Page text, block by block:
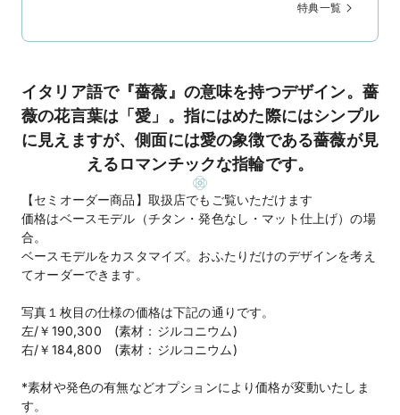
特典一覧
イタリア語で『薔薇』の意味を持つデザイン。薔
薇の花言葉は「愛」。指にはめた際にはシンプル
に見えますが、側面には愛の象徴である薔薇が見
えるロマンチックな指輪です。
【セミオーダー商品】取扱店でもご覧いただけます
価格はベースモデル（チタン・発色なし・マット仕上げ）の場
合。
ベースモデルをカスタマイズ。おふたりだけのデザインを考え
てオーダーできます。
写真１枚目の仕様の価格は下記の通りです。
左/￥190,300 (素材：ジルコニウム)
右/￥184,800 (素材：ジルコニウム)
*素材や発色の有無などオプションにより価格が変動いたしま
す。